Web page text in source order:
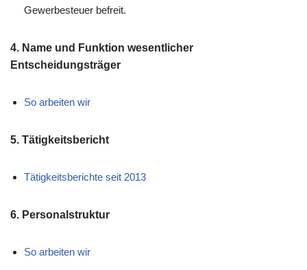
Gewerbesteuer befreit.
4. Name und Funktion wesentlicher
Entscheidungsträger
So arbeiten wir
5. Tätigkeitsbericht
Tätigkeitsberichte seit 2013
6. Personalstruktur
So arbeiten wir